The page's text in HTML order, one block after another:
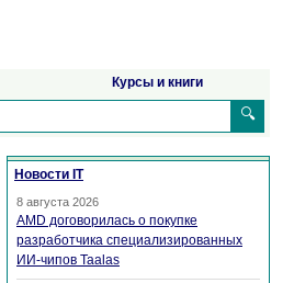
Курсы и книги
🔍
Новости IT
8 августа 2026
AMD договорилась о покупке
разработчика специализированных
ИИ-чипов Taalas